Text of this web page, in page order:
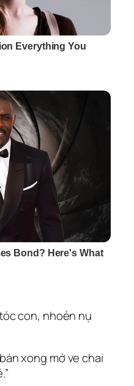
con, nhoẻn nụ
xong mớ ve chai